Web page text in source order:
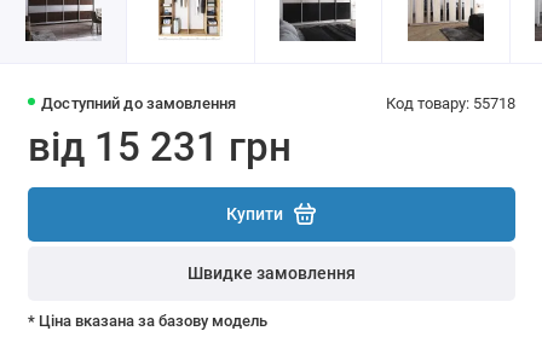
Доступний до замовлення Код товару: 55718
від 15 231 грн
Купити
Швидке замовлення
* Ціна вказана за базову модель